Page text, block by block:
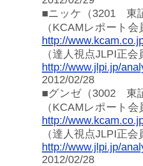
■ニッケ（3201 東
（KCAMレポート会
http://
（達人視点JLPI
http://www.jlpi.jp/
2012/02/28
■グンゼ（3002 東
（KCAMレポート会
http://
（達人視点JLPI
http://www.jlpi.jp/
2012/02/28